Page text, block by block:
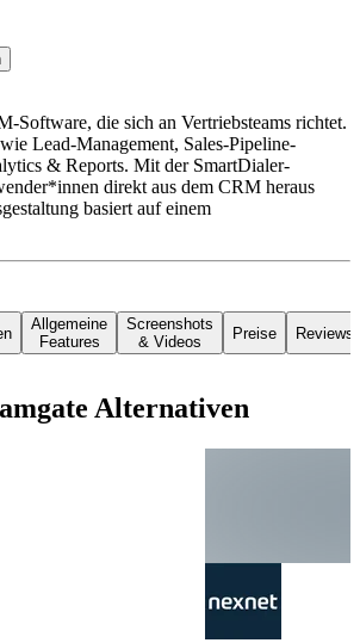
Software, die sich an Vertriebsteams richtet.
Lead-Management, Sales-Pipeline-
& Reports. Mit der SmartDialer-
direkt aus dem CRM heraus
basiert auf einem
Allgemeine
Features
Screenshots
& Videos
Preise Reviews
Alternativen